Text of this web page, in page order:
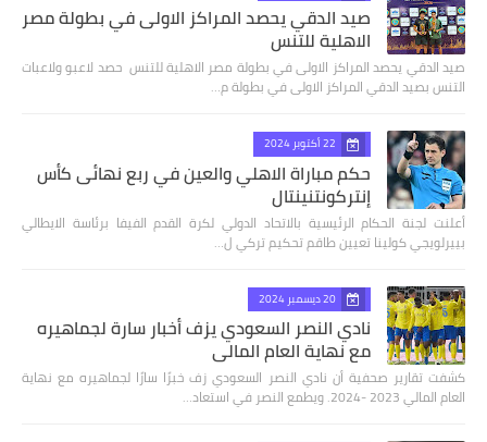
صيد الدقي يحصد المراكز الاولى في بطولة مصر
الاهلية للتنس
صيد الدقي يحصد المراكز الاولى في بطولة مصر الاهلية للتنس حصد لاعبو ولاعبات
التنس بصيد الدقي المراكز الاولى في بطولة م…
22 أكتوبر 2024
حكم مباراة الاهلي والعين في ربع نهائى كأس
إنتركونتنينتال
أعلنت لجنة الحكام الرئيسية بالاتحاد الدولي لكرة القدم الفيفا برئاسة الايطالي
بييرلويجي كولينا تعيين طاقم تحكيم تركي ل…
20 ديسمبر 2024
نادي النصر السعودي يزف أخبار سارة لجماهيره
مع نهاية العام المالي
كشفت تقارير صحفية أن نادي النصر السعودي زف خبرًا سارًا لجماهيره مع نهاية
العام المالي 2023 -2024. ويطمع النصر في استعاد…